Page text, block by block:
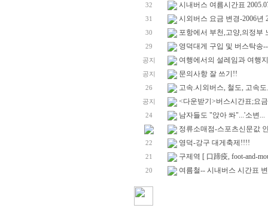
32 시내버스 여름시간표
31 시외버스 요금 변경-2006년
30 포항에서 부천,고양,의정부
29 영덕대게 구입 및 버스탁송
공지 여행에서의 설레임과 여행
공지 문의사항 잘 쓰기!!
26 고속.시외버스, 철도, 고속
공지 <다운받기>버스시간표;요
24
남자들도 "앉아 쏴"...'소변...
정류소매점-스포츠신문값
22 영덕-강구 대게축제!!!!
21 구제역 [ 口蹄疫, foot-and-
20 여름철-- 시내버스 시간표